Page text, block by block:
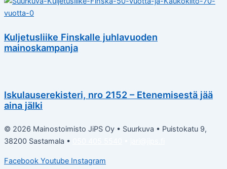
Kuljetusliike Finskalle juhlavuoden
mainoskampanja
Iskulauserekisteri, nro 2152 – Etenemisestä jää
aina jälki
© 2026 Mainostoimisto JiPS Oy • Suurkuva • Puistokatu 9,
38200 Sastamala •
Facebook Youtube Instagram